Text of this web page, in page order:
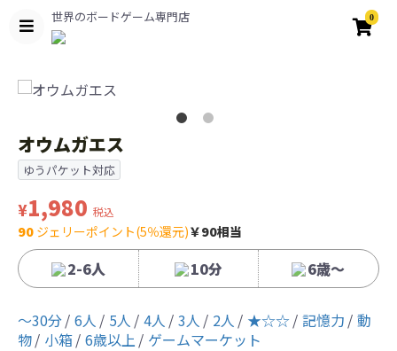
世界のボードゲーム専門店 0
オウムガエス
ゆうパケット対応
¥1,980 税込
90 ジェリーポイント(5％還元)￥90相当
2-6人 10分 6歳〜
〜30分 6人 5人 4人 3人 2人 ★☆☆ 記憶力
動
物
小箱 6歳以上 ゲームマーケット